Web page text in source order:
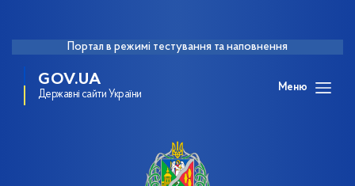
Портал в режимі тестування та наповнення
GOV.UA
Державні сайти України
Меню